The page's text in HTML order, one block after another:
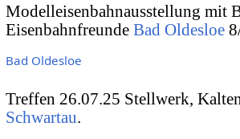
Modelleisenbahnausstellung mit
Eisenbahnfreunde Bad Oldesloe
Bad Oldesloe
Treffen 26.07.25 Stellwerk,
Schwartau.